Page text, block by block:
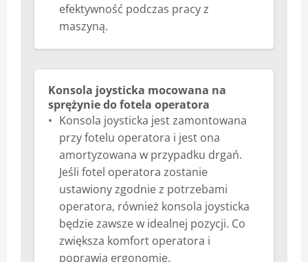
efektywność podczas pracy z
maszyną.
Konsola joysticka mocowana na
sprężynie do fotela operatora
Konsola joysticka jest zamontowana
przy fotelu operatora i jest ona
amortyzowana w przypadku drgań.
Jeśli fotel operatora zostanie
ustawiony zgodnie z potrzebami
operatora, również konsola joysticka
będzie zawsze w idealnej pozycji. Co
zwiększa komfort operatora i
poprawia ergonomię.